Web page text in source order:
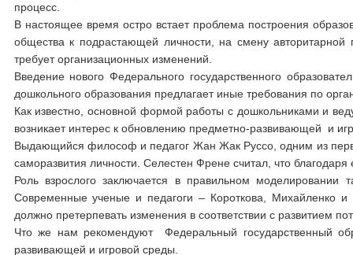
процесс.
В настоящее время остро встает проблема построения
общества к подрастающей личности, на смену авторитарной
требует организационных изменений.
Введение нового Федерального государственного
дошкольного образования предлагает иные требования по
Как известно, основной формой работы с дошкольниками и
возникает интерес к обновлению предметно-развивающей и
Выдающийся философ и педагог Жан Жак Руссо, одним из
саморазвития личности. Селестен Френе считал, что
Роль взрослого заключается в правильном моделировании
Современные ученые и педагоги – Короткова, Михайленко
должно претерпевать изменения в соответствии с развитием
Что же нам рекомендуют Федеральный государственный
развивающей и игровой среды.